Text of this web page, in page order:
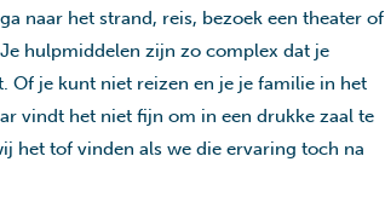
naar het strand, reis, bezoek een theater of
hulpmiddelen zijn zo complex dat je
Of je kunt niet reizen en je je familie in het
vindt het niet fijn om in een drukke zaal te
het tof vinden als we die ervaring toch na